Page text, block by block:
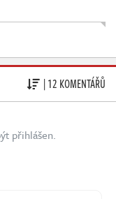
| 12 KOMENTÁŘŮ
přihlášen.